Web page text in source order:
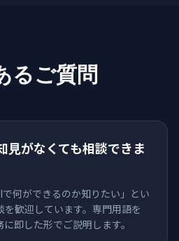
るご質問
見がなくても相談できま
何ができるのか知りたい」とい
を歓迎しています。専門用語を
即した形でご説明します。